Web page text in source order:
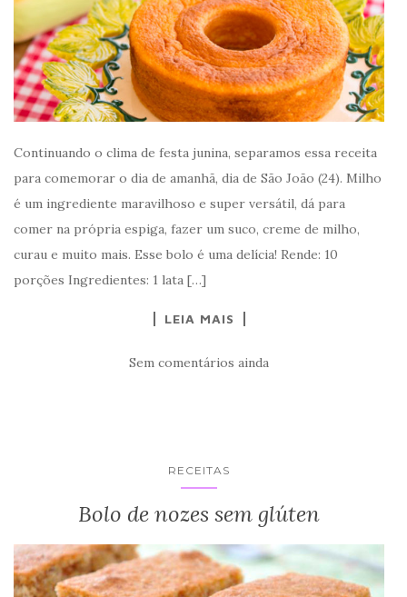
Continuando o clima de festa junina, separamos essa receita
para comemorar o dia de amanhã, dia de São João (24). Milho
é um ingrediente maravilhoso e super versátil, dá para
comer na própria espiga, fazer um suco, creme de milho,
curau e muito mais. Esse bolo é uma delícia! Rende: 10
porções Ingredientes: 1 lata […]
LEIA MAIS
Sem comentários ainda
RECEITAS
Bolo de nozes sem glúten